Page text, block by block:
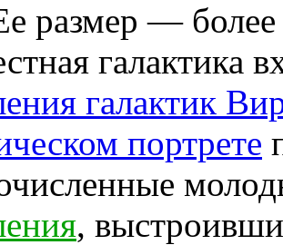
размер —
галактика
галактик
портрете
,